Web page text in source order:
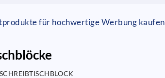
für hochwertige Werbung kaufen
SCHREIBTISCHBLOCK